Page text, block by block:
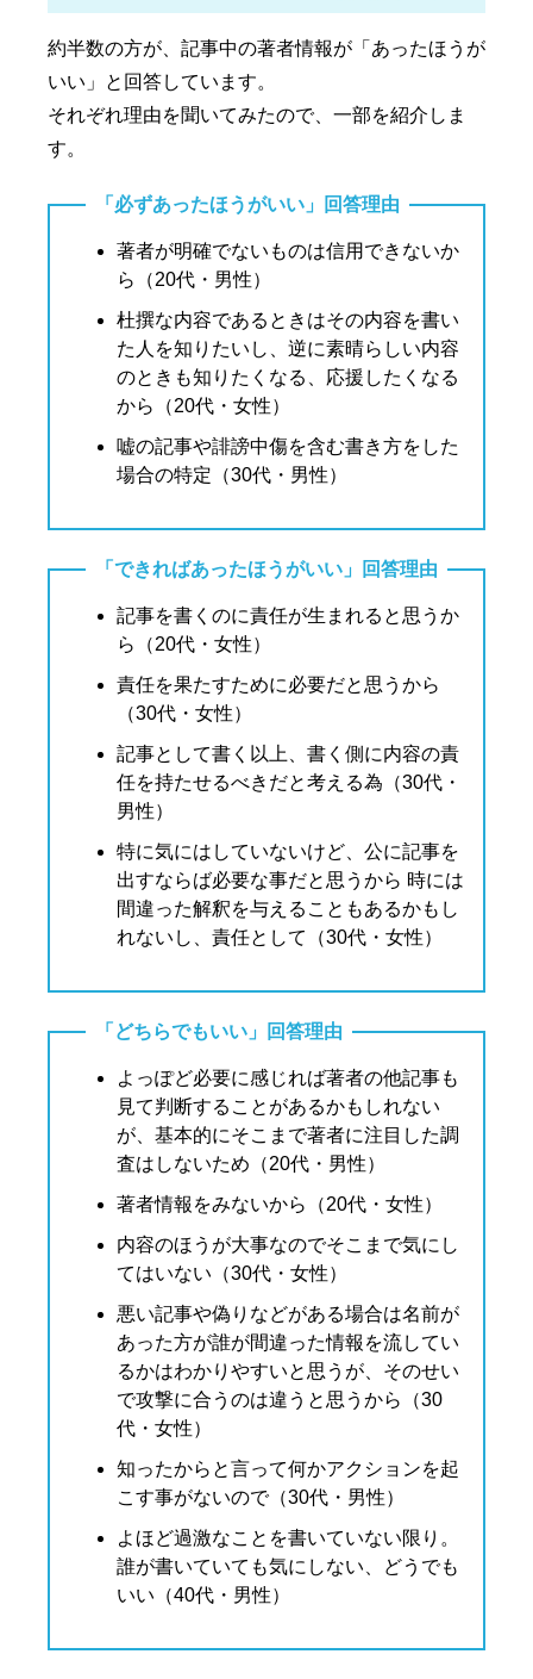
約半数の方が、記事中の著者情報が「あったほうが
いい」と回答しています。
それぞれ理由を聞いてみたので、一部を紹介しま
す。
「必ずあったほうがいい」回答理由
著者が明確でないものは信用できないか
ら（20代・男性）
杜撰な内容であるときはその内容を書い
た人を知りたいし、逆に素晴らしい内容
のときも知りたくなる、応援したくなる
から（20代・女性）
嘘の記事や誹謗中傷を含む書き方をした
場合の特定（30代・男性）
「できればあったほうがいい」回答理由
記事を書くのに責任が生まれると思うか
ら（20代・女性）
責任を果たすために必要だと思うから
（30代・女性）
記事として書く以上、書く側に内容の責
任を持たせるべきだと考える為（30代・
男性）
特に気にはしていないけど、公に記事を
出すならば必要な事だと思うから 時には
間違った解釈を与えることもあるかもし
れないし、責任として（30代・女性）
「どちらでもいい」回答理由
よっぽど必要に感じれば著者の他記事も
見て判断することがあるかもしれない
が、基本的にそこまで著者に注目した調
査はしないため（20代・男性）
著者情報をみないから（20代・女性）
内容のほうが大事なのでそこまで気にし
てはいない（30代・女性）
悪い記事や偽りなどがある場合は名前が
あった方が誰が間違った情報を流してい
るかはわかりやすいと思うが、そのせい
で攻撃に合うのは違うと思うから（30
代・女性）
知ったからと言って何かアクションを起
こす事がないので（30代・男性）
よほど過激なことを書いていない限り。
誰が書いていても気にしない、どうでも
いい（40代・男性）